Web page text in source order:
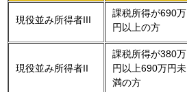
現役並み所得者III
課税所得が690万
円以上の方
現役並み所得者II
課税所得が380万
円以上690万円未
満の方